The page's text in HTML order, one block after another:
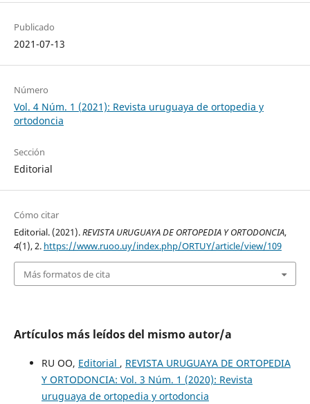
Publicado
2021-07-13
Número
Vol. 4 Núm. 1 (2021): Revista uruguaya de ortopedia y
ortodoncia
Sección
Editorial
Cómo citar
Editorial. (2021).REVISTA URUGUAYA DE ORTOPEDIA Y ORTODONCIA,
4(1), 2. https://www.ruoo.uy/index.php/ORTUY/article/view/109
Más formatos de cita
Artículos más leídos del mismo autor/a
RU OO, Editorial , REVISTA URUGUAYA DE ORTOPEDIA
Y ORTODONCIA: Vol. 3 Núm. 1 (2020): Revista
uruguaya de ortopedia y ortodoncia